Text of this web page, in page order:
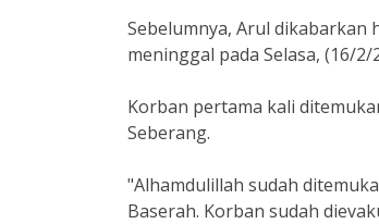
Sebelumnya, Arul dikabarkan
meninggal pada Selasa, (16/
Korban pertama kali
Seberang.
"Alhamdulillah sudah
Baserah. Korban sudah